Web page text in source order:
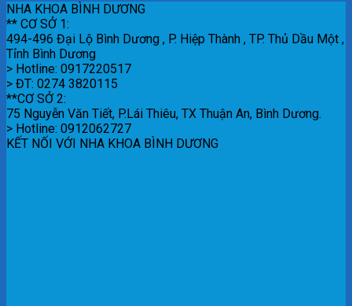
NHA KHOA BÌNH DƯƠNG
** CƠ SỞ 1:
494-496 Đại Lộ Bình Dương , P. Hiệp Thành , TP. Thủ Dầu Một ,
Tỉnh Bình Dương
> Hotline: 0917220517
> ĐT: 0274 3820115
**CƠ SỞ 2:
75 Nguyễn Văn Tiết, P.Lái Thiêu, TX Thuận An, Bình Dương.
> Hotline: 0912062727
KẾT NỐI VỚI NHA KHOA BÌNH DƯƠNG